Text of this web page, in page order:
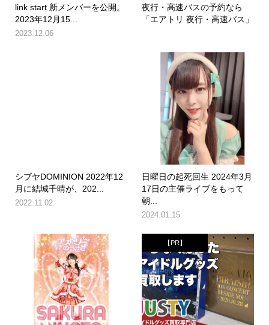
link start 新メンバーを公開。
2023年12月15...
2023.12.06
夜行・高速バスの予約なら
「エアトリ 夜行・高速バス」
シブヤDOMINION 2022年12
月に結城千晴が、202...
2022.11.02
日曜日の起死回生 2024年3月
17日の主催ライブをもって
朝...
2024.01.15
【PR】